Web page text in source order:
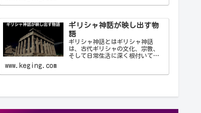
要な役…
ギリシャ神話が映し出す物
語
ギリシャ神話とはギリシャ神話
は、古代ギリシャの文化、宗教、
そして日常生活に深く根付いてい
の物語は、古代ギリシャ人の世界
大な…
www.keging.com